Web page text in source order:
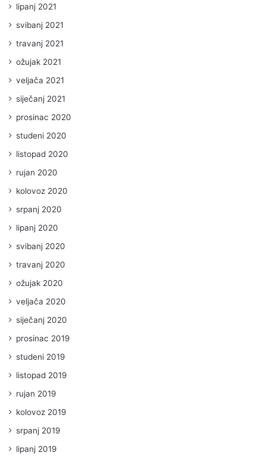
lipanj 2021
svibanj 2021
travanj 2021
ožujak 2021
veljača 2021
siječanj 2021
prosinac 2020
studeni 2020
listopad 2020
rujan 2020
kolovoz 2020
srpanj 2020
lipanj 2020
svibanj 2020
travanj 2020
ožujak 2020
veljača 2020
siječanj 2020
prosinac 2019
studeni 2019
listopad 2019
rujan 2019
kolovoz 2019
srpanj 2019
lipanj 2019